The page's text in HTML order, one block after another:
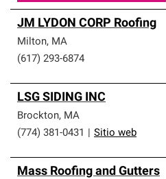
JM LYDON CORP Roofing
Milton, MA
(617) 293-6874
LSG SIDING INC
Brockton, MA
(774) 381-0431
Sitio web
Mass Roofing and Gutters